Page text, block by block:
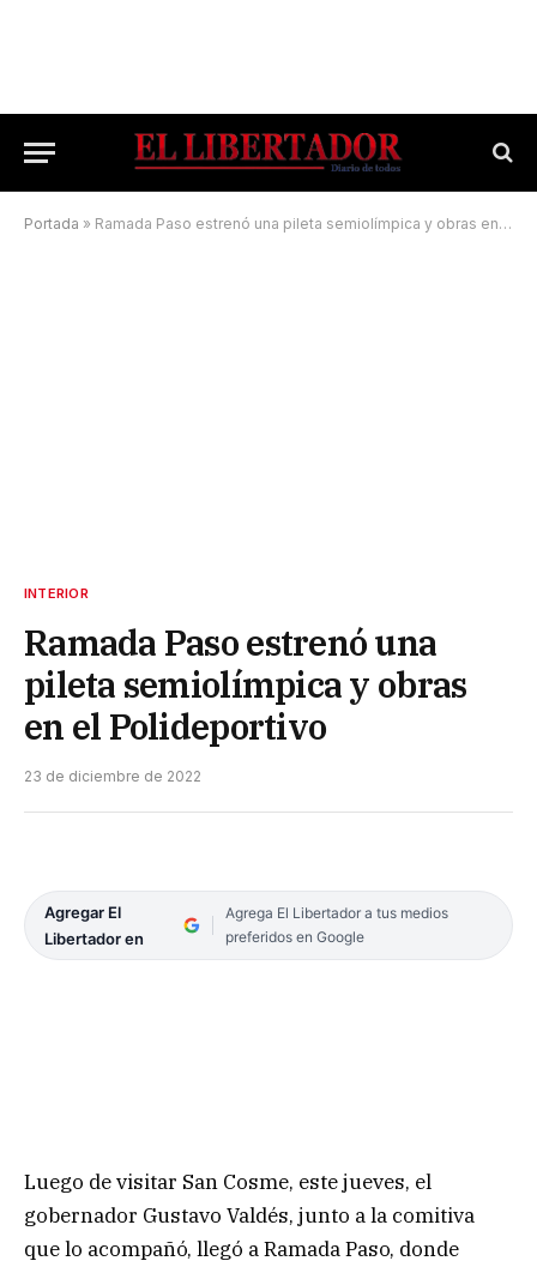
Portada » Ramada Paso estrenó una pileta semiolímpica y obras en el Polideportivo
INTERIOR
Ramada Paso estrenó una
pileta semiolímpica y obras
en el Polideportivo
23 de diciembre de 2022
Agregar El
Libertador en
Agrega El Libertador a tus medios
preferidos en Google
Luego de visitar San Cosme, este jueves, el
gobernador Gustavo Valdés, junto a la comitiva
que lo acompañó, llegó a Ramada Paso, donde